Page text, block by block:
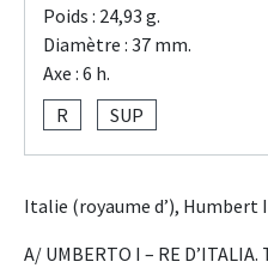
Poids : 24,93 g.
Diamètre : 37 mm.
Axe : 6 h.
R
SUP
Italie (royaume d’), Humbert
A/ UMBERTO I – RE